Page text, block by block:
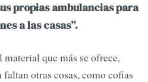
propias ambulancias para
a las casas”.
que más se ofrece,
otras cosas, como cofias